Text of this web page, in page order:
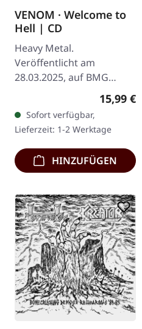
Preis:
VENOM · Welcome to
Hell | CD
Heavy Metal.
Veröffentlicht am
28.03.2025, auf BMG
Rights Management. CD
im Standard-Jewelcase.
Remastered 2019 Edition
mit Bonus-Tracks
inklusive…
15,99 €
Sofort verfügbar,
Lieferzeit: 1-2 Werktage
HINZUFÜGEN